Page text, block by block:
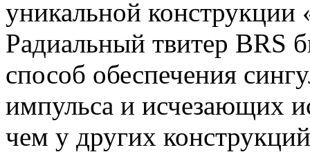
уникальной конструкции
Радиальный твитер BRS
способ обеспечения
импульса и исчезающих
чем у других